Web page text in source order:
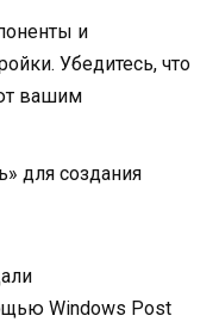
и
Убедитесь, что
вашим
для создания
Windows Post